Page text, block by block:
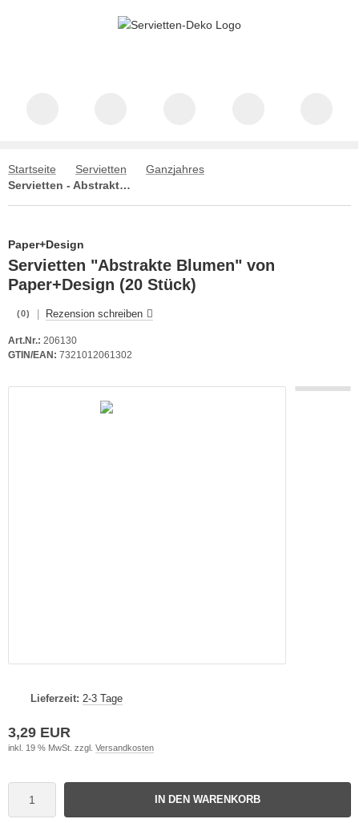
Startseite Servietten
Ganzjahres
Servietten - Abstrakte Blumen
Paper+Design
Servietten "Abstrakte Blumen" von
Paper+Design (20 Stück)
(0) Rezension schreiben
Art.Nr.: 206130
GTIN/EAN: 7321012061302
Lieferzeit: 2-3 Tage
3,29 EUR
inkl. 19 % MwSt. zzgl. Versandkosten
IN DEN WARENKORB